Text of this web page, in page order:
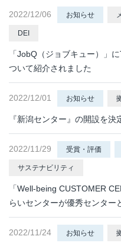
2022/12/06 お知らせ
DEI
「JobQ（ジョブキュー）」
ついて紹介されました
2022/12/01 お知らせ
『新潟センター』の開設を決
2022/11/29 受賞・評価
サステナビリティ
「Well-being CUSTOMER
らいセンターが優秀センター
2022/11/24 お知らせ